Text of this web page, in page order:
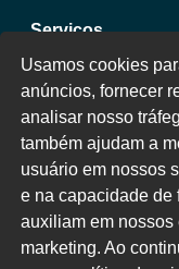
Serviços
Jurídico
Oportunidades
Clube de Vantagens
Área Colaborador
Usamos cookies
anúncios, fornecer
analisar nosso
também ajudam a
usuário em nossos
e na capacidade de
auxiliam em
marketing. Ao